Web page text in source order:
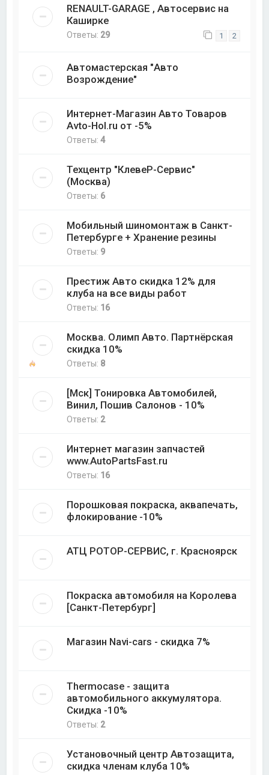
RENAULT-GARAGE , Автосервис на
Каширке
Ответы: 29 1 2
Автомастерская "Авто
Возрождение"
Интернет-Магазин Авто Товаров
Avto-Hol.ru от -5%
Ответы:4
Техцентр "КлевеР-Сервис"
(Москва)
Ответы: 6
Мобильный шиномонтаж в Санкт-
Петербурге + Хранение резины
Ответы: 9
Престиж Авто скидка 12% для
клуба на все виды работ
Ответы: 16
Москва. Олимп Авто. Партнёрская
скидка 10%
Ответы: 8
[Мск] Тонировка Автомобилей,
Винил, Пошив Салонов - 10%
Ответы: 2
Интернет магазин запчастей
www.AutoPartsFast.ru
Ответы: 16
Порошковая покраска, аквапечать,
флокирование -10%
АТЦ РОТОР-СЕРВИС, г. Красноярск
Покраска автомобиля на Королева
[Санкт-Петербург]
Магазин Navi-cars - скидка 7%
Thermocase - защита
автомобильного аккумулятора.
Скидка -10%
Ответы: 2
Установочный центр Автозащита,
скидка членам клуба 10%